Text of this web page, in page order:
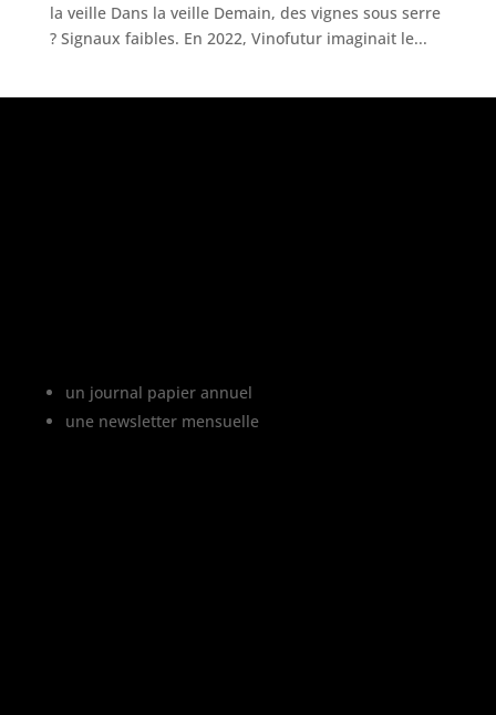
la veille Dans la veille Demain, des vignes sous serre
? Signaux faibles. En 2022, Vinofutur imaginait le...
un journal papier annuel
une newsletter mensuelle